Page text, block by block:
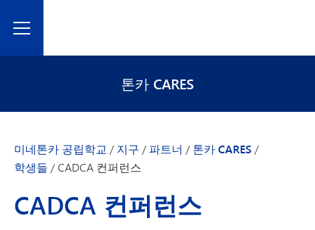
Toggle Menu
톤카 CARES
미네톤카 공립학교 / 지구 / 파트너 / 톤카 CARES /
학생들 /CADCA 컨퍼런스
CADCA 컨퍼런스